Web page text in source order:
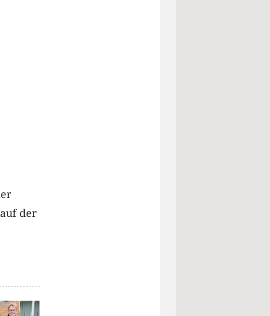
der